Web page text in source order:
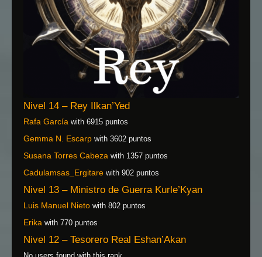
Nivel 14 – Rey Ilkan’Yed
Rafa García with 6915 puntos
Gemma N. Escarp with 3602 puntos
Susana Torres Cabeza with 1357 puntos
Cadulamsas_Ergitare with 902 puntos
Nivel 13 – Ministro de Guerra Kurle’Kyan
Luis Manuel Nieto with 802 puntos
Erika with 770 puntos
Nivel 12 – Tesorero Real Eshan’Akan